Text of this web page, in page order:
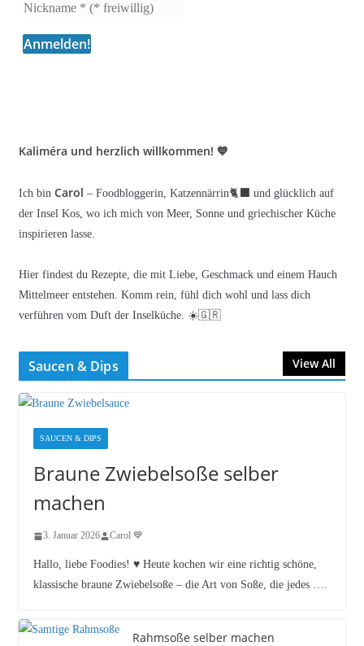
Kaliméra und herzlich willkommen! 💙
Ich bin Carol – Foodbloggerin, Katzennärrin🐈‍⬛ und glücklich auf
der Insel Kos, wo ich mich von Meer, Sonne und griechischer Küche
inspirieren lasse.
Hier findest du Rezepte, die mit Liebe, Geschmack und einem Hauch
Mittelmeer entstehen. Komm rein, fühl dich wohl und lass dich
verführen vom Duft der Inselküche. ☀️🇬🇷
Saucen & Dips View All
SAUCEN & DIPS
Braune Zwiebelsoße selber
machen
3. Januar 2026 Carol 💙
Hallo, liebe Foodies! ♥︎ Heute kochen wir eine richtig schöne,
klassische braune Zwiebelsoße – die Art von Soße, die jedes ….
Rahmsoße selber machen